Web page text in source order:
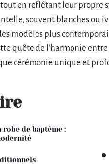
en reflétant leur propre
souvent blanches ou
modèles plus
quête de l’harmonie
cérémonie unique et
de baptême :